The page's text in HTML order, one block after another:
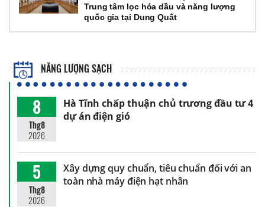
Trung tâm lọc hóa dầu và năng lượng
quốc gia tại Dung Quất
NĂNG LƯỢNG SẠCH
8
Thg8
2026
Hà Tĩnh chấp thuận chủ trương đầu tư 4
dự án điện gió
5
Thg8
2026
Xây dựng quy chuẩn, tiêu chuẩn đối với an
toàn nhà máy điện hạt nhân